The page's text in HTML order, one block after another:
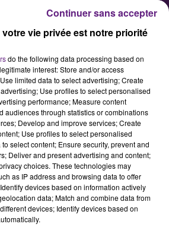
: "
canalisations "
fortes gelées qui vont
semaine en Côte-
SUEZ rappelle les
vie privée est notre priorité
do the following data processing based on
interest: Store and/or access
limited data to select advertising; Create
Use profiles to select personalised
performance; Measure content
audiences through statistics or combinations
Develop and improve services; Create
Use profiles to select personalised
select content; Ensure security, prevent and
Deliver and present advertising and content;
choices. These technologies may
as IP address and browsing data to offer
devices based on information actively
data; Match and combine data from
devices; Identify devices based on
Continuer sans accepter